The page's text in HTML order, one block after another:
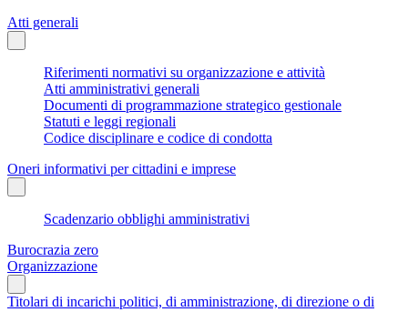
Atti generali
Riferimenti normativi su organizzazione e attività
Atti amministrativi generali
Documenti di programmazione strategico gestionale
Statuti e leggi regionali
Codice disciplinare e codice di condotta
Oneri informativi per cittadini e imprese
Scadenzario obblighi amministrativi
Burocrazia zero
Organizzazione
Titolari di incarichi politici, di amministrazione, di direzione o di